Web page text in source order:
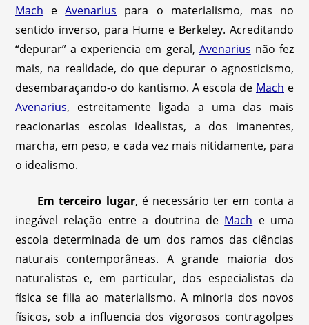
Mach eAvenarius para o materialismo, mas no
sentido inverso, para Hume e Berkeley. Acreditando
“depurar” a experiencia em geral, Avenarius não fez
mais, na realidade, do que depurar o agnosticismo,
desembaraçando-o do kantismo. A escola de Mach e
Avenarius, estreitamente ligada a uma das mais
reacionarias escolas idealistas, a dos imanentes,
marcha, em peso, e cada vez mais nitidamente, para
o idealismo.
Em terceiro lugar, é necessário ter em conta a
inegável relação entre a doutrina de Mach e uma
escola determinada de um dos ramos das ciências
naturais contemporâneas. A grande maioria dos
naturalistas e, em particular, dos especialistas da
física se filia ao materialismo. A minoria dos novos
físicos, sob a influencia dos vigorosos contragolpes